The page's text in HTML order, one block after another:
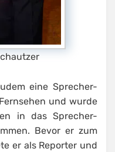
eine Sprecher-
und wurde
in das Sprecher-
Bevor er zum
er als Reporter und